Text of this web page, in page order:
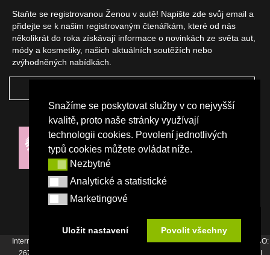
Snažíme se poskytovat služby v co nejvyšší
kvalitě, proto naše stránky využívají
technologii cookies. Povolení jednotlivých
typů cookies můžete ovládat níže.
NezbytnéNezbytné
Analytické a statistické
Analytické a statistické
Marketingové
Marketingové
Uložit nastavení Povolit všechny
Staňte se registrovanou Ženou v autě! Napište zde svůj email a
přidejte se k našim registrovaným čtenářkám, které od nás
několikrát do roka získávají informace o novinkách ze světa aut,
módy a kosmetiky, našich aktuálních soutěžích nebo
zvýhodněných nabídkách.
NAŠI PARTNEŘI
Internetový magazín Žena v autě vydává vydavatelství Srdce Evropy s.r.o., IČO:
26744007, Bořivojova 17, Praha 3, Tel. : +420 222 726 364 |